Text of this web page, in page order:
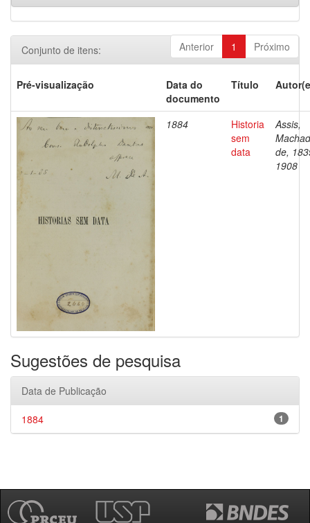
Anterior 1 Próximo
Conjunto de itens:
Pré-visualização
Data do
documento
Título
1884
Historia
sem
data
Assis,
de,
1908
Sugestões de pesquisa
Data de Publicação
1
1884